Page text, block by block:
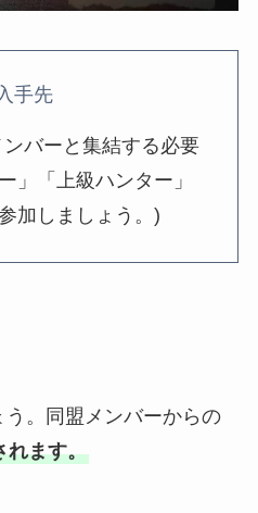
手先
バーと集結する必要
」「上級ハンター」
加しましょう。)
う。同盟メンバーからの
れます。